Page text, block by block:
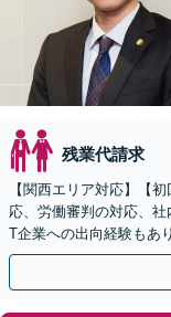
残業代請求
【関西エリア対応】【
応、労働審判の対応、社
T企業への出向経験もあ
能です。お気軽にご相